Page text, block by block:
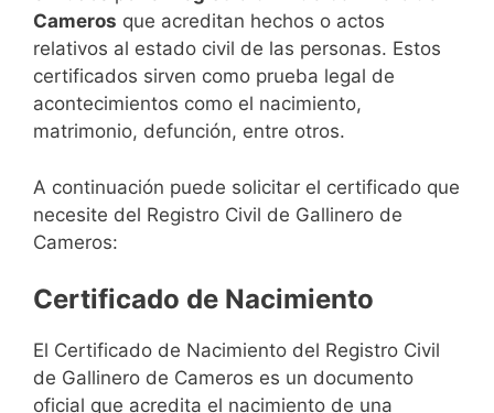
Cameros que acreditan hechos o actos
relativos al estado civil de las personas. Estos
certificados sirven como prueba legal de
acontecimientos como el nacimiento,
matrimonio, defunción, entre otros.
A continuación puede solicitar el certificado que
necesite del Registro Civil de Gallinero de
Cameros:
Certificado de Nacimiento
El Certificado de Nacimiento del Registro Civil
de Gallinero de Cameros es un documento
oficial que acredita el nacimiento de una